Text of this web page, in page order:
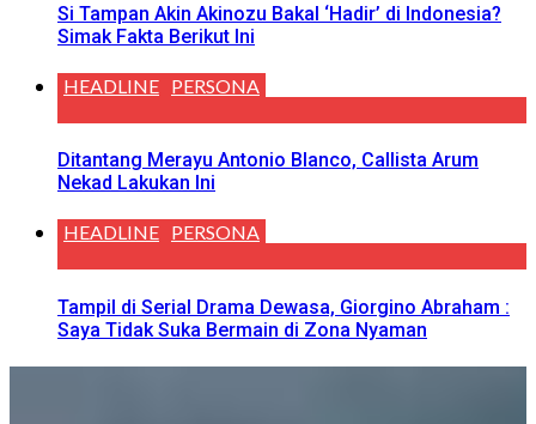
Si Tampan Akin Akinozu Bakal ‘Hadir’ di Indonesia?
Simak Fakta Berikut Ini
HEADLINE PERSONA
Ditantang Merayu Antonio Blanco, Callista Arum
Nekad Lakukan Ini
HEADLINE PERSONA
Tampil di Serial Drama Dewasa, Giorgino Abraham :
Saya Tidak Suka Bermain di Zona Nyaman